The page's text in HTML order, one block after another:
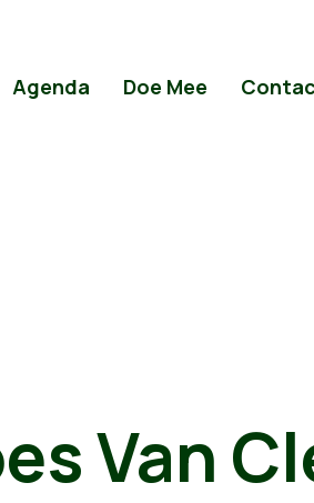
Agenda Doe Mee
Van